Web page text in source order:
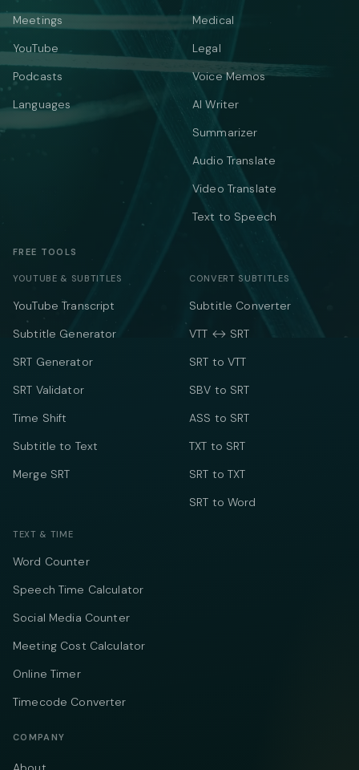
Meetings
YouTube
Podcasts
Languages
Medical
Legal
Voice Memos
AI Writer
Summarizer
Audio Translate
Video Translate
Text to Speech
FREE TOOLS
YOUTUBE & SUBTITLES
YouTube Transcript
Subtitle Generator
SRT Generator
SRT Validator
Time Shift
Subtitle to Text
Merge SRT
CONVERT SUBTITLES
Subtitle Converter
VTT ↔ SRT
SRT to VTT
SBV to SRT
ASS to SRT
TXT to SRT
SRT to TXT
SRT to Word
TEXT & TIME
Word Counter
Speech Time Calculator
Social Media Counter
Meeting Cost Calculator
Online Timer
Timecode Converter
COMPANY